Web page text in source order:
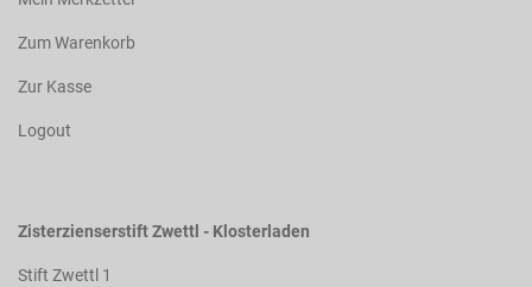
Zum Warenkorb
Zur Kasse
Logout
Zisterzienserstift Zwettl - Klosterladen
Stift Zwettl 1